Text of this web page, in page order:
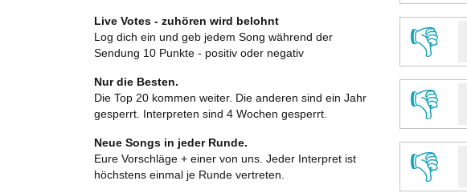
👎
👎
👎
Live Votes - zuhören wird belohnt
Log dich ein und geb jedem Song während der
Sendung 10 Punkte - positiv oder negativ
Nur die Besten.
Die Top 20 kommen weiter. Die anderen sind ein Jahr
gesperrt. Interpreten sind 4 Wochen gesperrt.
Neue Songs in jeder Runde.
Eure Vorschläge + einer von uns. Jeder Interpret ist
höchstens einmal je Runde vertreten.